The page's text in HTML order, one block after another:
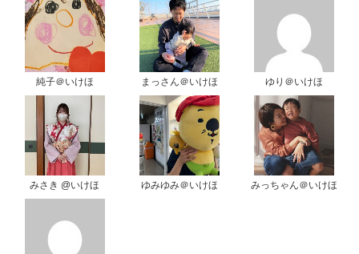
純子＠いけほ まっさん＠いけほ ゆり＠いけほ
みさき @いけほ ゆみゆみ＠いけほ みっちゃん＠いけほ